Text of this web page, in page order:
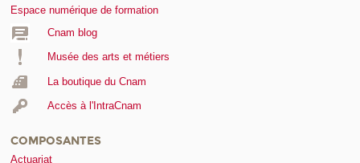
Espace numérique de formation
Cnam blog
Musée des arts et métiers
La boutique du Cnam
Accès à l'IntraCnam
COMPOSANTES
Actuariat